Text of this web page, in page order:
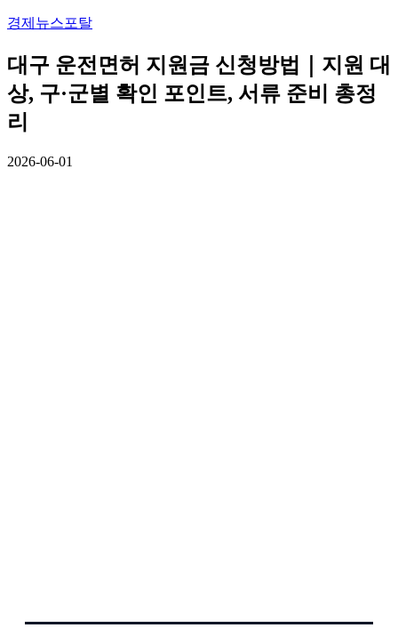
경제뉴스포탈
대구 운전면허 지원금 신청방법｜지원 대
상, 구·군별 확인 포인트, 서류 준비 총정
리
2026-06-01